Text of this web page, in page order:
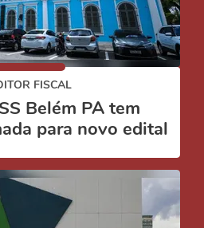
FISCAL
Belém PA tem
para novo edital